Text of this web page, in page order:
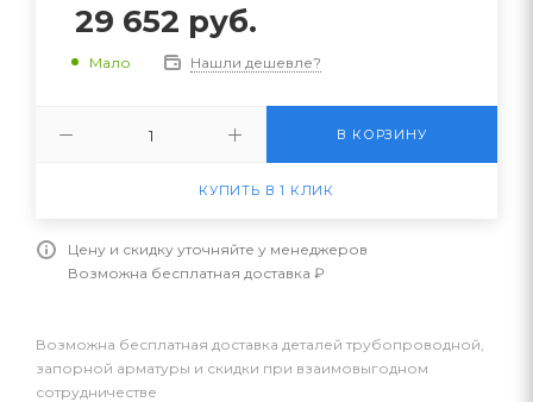
29 652 руб.
Мало Нашли дешевле?
В КОРЗИНУ
КУПИТЬ В 1 КЛИК
Цену и скидку уточняйте у менеджеров
Возможна бесплатная доставка ₽
Возможна бесплатная доставка деталей трубопроводной,
запорной арматуры и скидки при взаимовыгодном
сотрудничестве